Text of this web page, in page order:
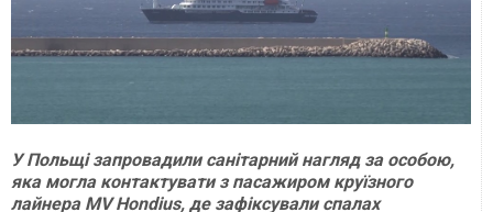
У Польщі запровадили санітарний нагляд за особою,
яка могла контактувати з пасажиром круїзного
лайнера MV Hondius, де зафіксували спалах